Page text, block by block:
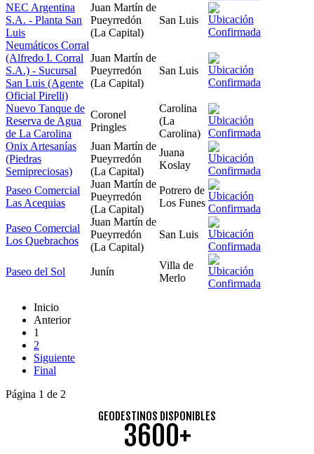
NEC Argentina
S.A. - Planta San
Luis
Juan Martín de
Pueyrredón
(La Capital)
San Luis
Neumáticos Corral
(Alfredo I. Corral
S.A.) - Sucursal
San Luis (Agente
Oficial Pirelli)
Juan Martín de
Pueyrredón
(La Capital)
San Luis
Nuevo Tanque de
Reserva de Agua
de La Carolina
Coronel
Pringles
Carolina
(La
Carolina)
Onix Artesanías
(Piedras
Semipreciosas)
Juan Martín de
Pueyrredón
(La Capital)
Juana
Koslay
Paseo Comercial
Las Acequias
Juan Martín de
Pueyrredón
(La Capital)
Potrero de
Los Funes
Paseo Comercial
Los Quebrachos
Juan Martín de
Pueyrredón
(La Capital)
San Luis
Paseo del Sol Junín
Villa de
Merlo
Inicio
Anterior
1
2
Siguiente
Final
Página 1 de 2
GEODESTINOS DISPONIBLES
3600+